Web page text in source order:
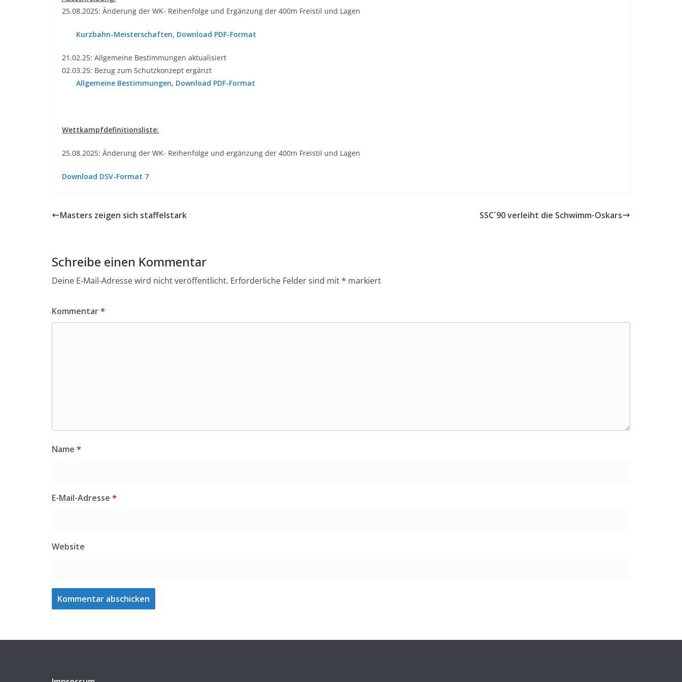
25.08.2025: Änderung der WK- Reihenfolge und Ergänzung der 400m Freistil und Lagen
Kurzbahn-Meisterschaften, Download PDF-Format
21.02.25: Allgemeine Bestimmungen aktualisiert
02.03.25: Bezug zum Schutzkonzept ergänzt
Allgemeine Bestimmungen, Download PDF-Format
Wettkampfdefinitionsliste:
25.08.2025: Änderung der WK- Reihenfolge und ergänzung der 400m Freistil und Lagen
Download DSV-Format 7
Masters zeigen sich staffelstark SSC´90 verleiht die Schwimm-Oskars
Schreibe einen Kommentar
Deine E-Mail-Adresse wird nicht veröffentlicht. Erforderliche Felder sind mit* markiert
Kommentar*
Name *
E-Mail-Adresse *
Website